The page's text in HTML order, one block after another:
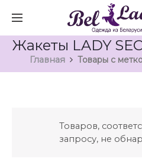
Жакеты LADY
Главная Товары с
Товаров,
запросу, не